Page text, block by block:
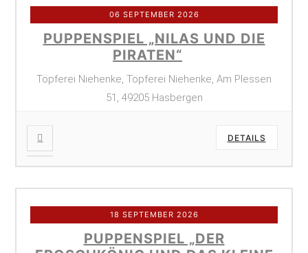
06 SEPTEMBER 2026
PUPPENSPIEL „NILAS UND DIE
PIRATEN“
Töpferei Niehenke, Töpferei Niehenke, Am Plessen
51, 49205 Hasbergen
DETAILS
18 SEPTEMBER 2026
PUPPENSPIEL „DER